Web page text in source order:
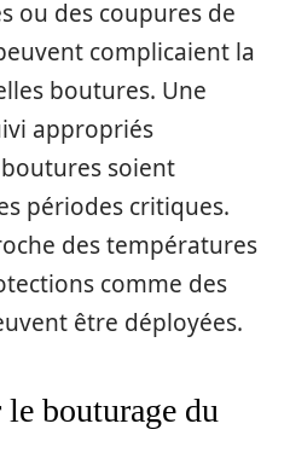
ou des coupures de
complicaient la
boutures. Une
appropriés
soient
périodes critiques.
des températures
comme des
être déployées.
bouturage du